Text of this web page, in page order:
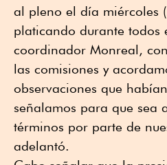
al pleno el día miércoles
platicando durante todos
coordinador Monreal,
las comisiones y
observaciones que
señalamos para que sea
términos por parte de
adelantó.